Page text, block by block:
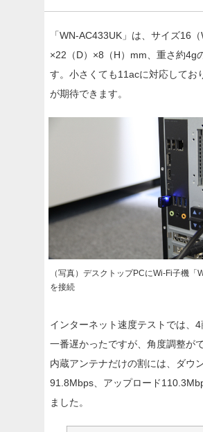
「WN-AC433UK」は、サイズ16（
×22（D）×8（H）mm、重さ約4g
す。小さくても11acに対応してお
が期待できます。
（写真）デスクトップPCにWi-Fi子機「
を接続
インターネット速度テストでは、
一番遅かったですが、角度調整が
内蔵アンテナだけの割には、ダウ
91.8Mbps、アップロード
ました。